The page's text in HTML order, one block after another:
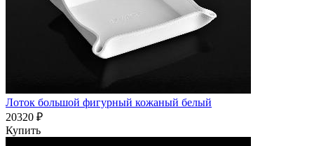
Лоток большой фигурный кожаный белый
20320 ₽
Купить